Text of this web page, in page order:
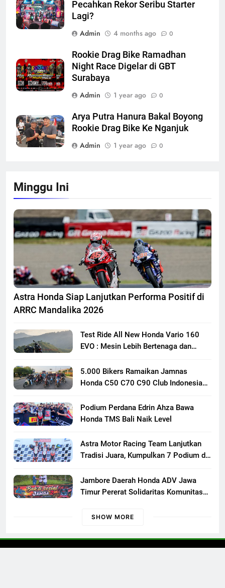
Pecahkan Rekor Seribu Starter
Lagi?
Admin
4 months ago 0
Rookie Drag Bike Ramadhan
Night Race Digelar di GBT
Surabaya
Admin
1 year ago 0
Arya Putra Hanura Bakal Boyong
Rookie Drag Bike Ke Nganjuk
Admin
1 year ago 0
Minggu Ini
Astra Honda Siap Lanjutkan Performa Positif di
ARRC Mandalika 2026
Test Ride All New Honda Vario 160
EVO : Mesin Lebih Bertenaga dan
5.000 Bikers Ramaikan Jamnas
Honda C50 C70 C90 Club Indonesia
Persaudaraan Pecinta Motor Klasik
Honda
Podium Perdana Edrin Ahza Bawa
Honda TMS Bali Naik Level
Astra Motor Racing Team Lanjutkan
Tradisi Juara, Kumpulkan 7 Podium di
Jambore Daerah Honda ADV Jawa
Timur Pererat Solidaritas Komunitas
di Banyuwangi
SHOW MORE